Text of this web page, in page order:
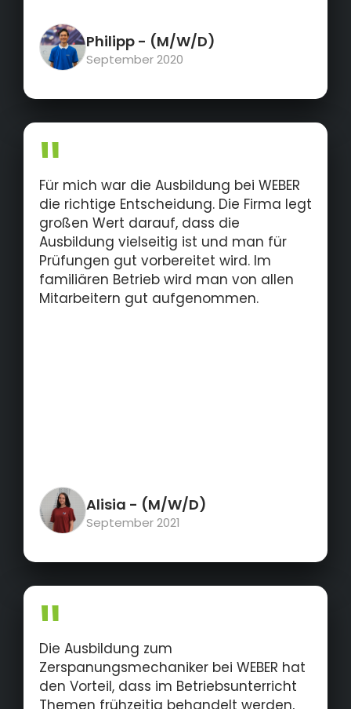
Philipp - (M/W/D)
September 2020
Für mich war die Ausbildung bei WEBER
die richtige Entscheidung. Die Firma legt
großen Wert darauf, dass die
Ausbildung vielseitig ist und man für
Prüfungen gut vorbereitet wird. Im
familiären Betrieb wird man von allen
Mitarbeitern gut aufgenommen.
Alisia - (M/W/D)
September 2021
Die Ausbildung zum
Zerspanungsmechaniker bei WEBER hat
den Vorteil, dass im Betriebsunterricht
Themen frühzeitig behandelt werden,